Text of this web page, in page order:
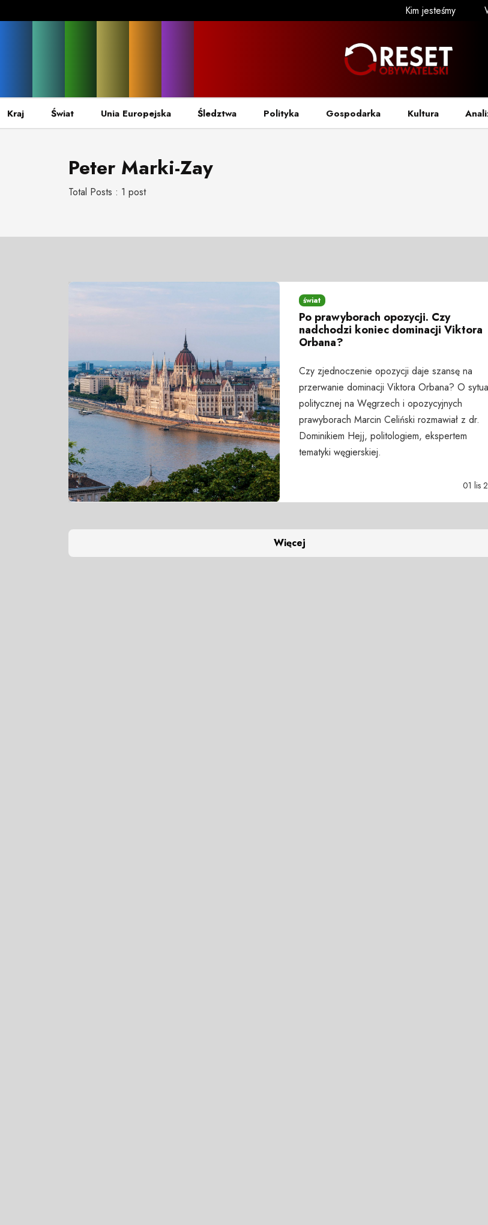
Kim jesteśmy
Kraj Świat Unia Europejska Śledztwa Polityka Gospodarka Kultura
Peter Marki-Zay
Total Posts : 1 post
świat
Po prawyborach opozycji. Czy
nadchodzi koniec dominacji Viktora
Orbana?
Czy zjednoczenie opozycji daje szansę na
przerwanie dominacji Viktora Orbana? O
politycznej na Węgrzech i opozycyjnych
prawyborach Marcin Celiński rozmawiał z dr.
Dominikiem Hejj, politologiem, ekspertem
tematyki węgierskiej.
01 lis
Więcej